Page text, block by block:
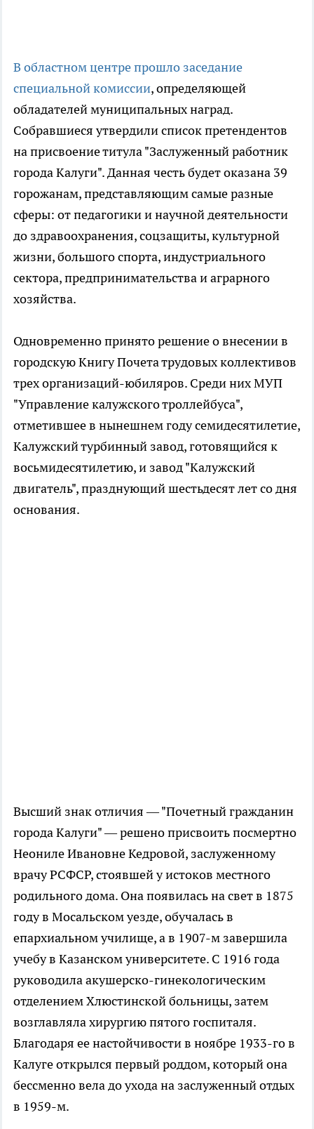
В областном центре прошло заседание
специальной комиссии, определяющей
обладателей муниципальных наград.
Собравшиеся утвердили список претендентов
на присвоение титула "Заслуженный работник
города Калуги". Данная честь будет оказана 39
горожанам, представляющим самые разные
сферы: от педагогики и научной деятельности
до здравоохранения, соцзащиты, культурной
жизни, большого спорта, индустриального
сектора, предпринимательства и аграрного
хозяйства.
Одновременно принято решение о внесении в
городскую Книгу Почета трудовых коллективов
трех организаций-юбиляров. Среди них МУП
"Управление калужского троллейбуса",
отметившее в нынешнем году семидесятилетие,
Калужский турбинный завод, готовящийся к
восьмидесятилетию, и завод "Калужский
двигатель", празднующий шестьдесят лет со дня
основания.
Высший знак отличия — "Почетный гражданин
города Калуги" — решено присвоить посмертно
Неониле Ивановне Кедровой, заслуженному
врачу РСФСР, стоявшей у истоков местного
родильного дома. Она появилась на свет в 1875
году в Мосальском уезде, обучалась в
епархиальном училище, а в 1907-м завершила
учебу в Казанском университете. С 1916 года
руководила акушерско-гинекологическим
отделением Хлюстинской больницы, затем
возглавляла хирургию пятого госпиталя.
Благодаря ее настойчивости в ноябре 1933-го в
Калуге открылся первый роддом, который она
бессменно вела до ухода на заслуженный отдых
в 1959-м.